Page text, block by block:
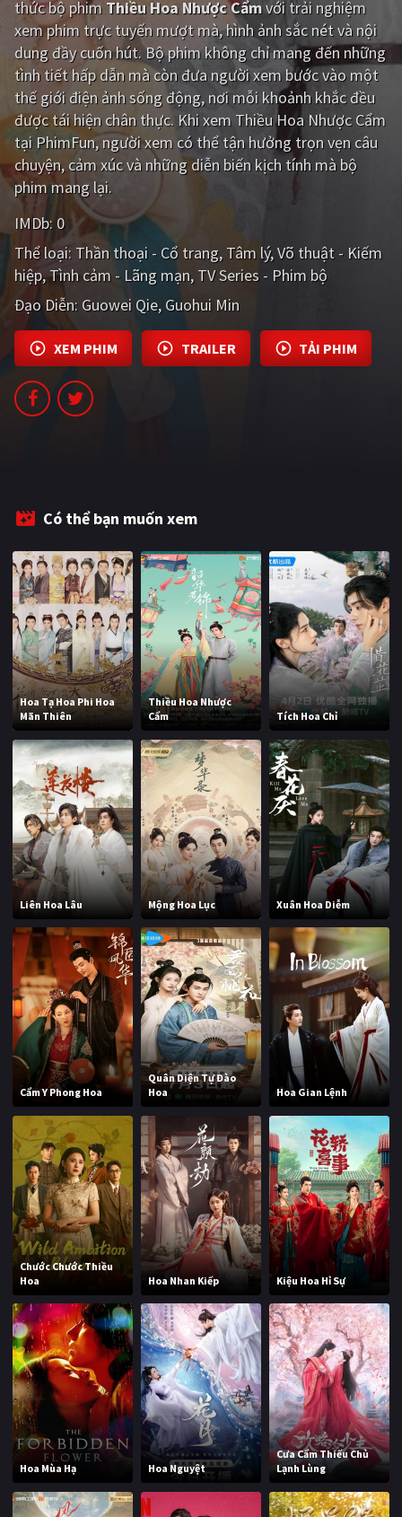
Giật gân Gia đình
Bí ẩn Lịch sử
Viễn Tây Tiểu sử
GameShow DramaTV
QUỐC GIA
Âu - Mỹ
Hàn Quốc Nhật Bản
Ấn Độ Việt Nam
Tổng hợp
CẬP NHẬT
PHIM MỚI
PHIM CHIẾU RẠP
TUYỂN TẬP PHIM
BLOG
thức bộ phim Thiều Hoa Nhược Cẩmvới trải nghiệm
xem phim trực tuyến mượt mà, hình ảnh sắc nét và nội
dung đầy cuốn hút. Bộ phim không chỉ mang đến những
tình tiết hấp dẫn mà còn đưa người xem bước vào một
thế giới điện ảnh sống động, nơi mỗi khoảnh khắc đều
được tái hiện chân thực. Khi xem Thiều Hoa Nhược Cẩm
tại PhimFun, người xem có thể tận hưởng trọn vẹn câu
chuyện, cảm xúc và những diễn biến kịch tính mà bộ
phim mang lại.
IMDb:0
Thể loại: Thần thoại - Cổ trang Tâm lý Võ thuật - Kiếm
hiệp Tình cảm - Lãng mạn TV Series - Phim bộ
Đạo Diễn: Guowei Qie Guohui Min
XEM PHIM TRAILER TẢI PHIM
Có thể bạn muốn xem
Hoa Tạ Hoa Phi Hoa
Mãn Thiên
Thiều Hoa Nhược
Cẩm
Tích Hoa Chỉ
Liên Hoa Lâu Mộng Hoa Lục Xuân Hoa Diễm
Cẩm Y Phong Hoa
Quân Diện Tự Đào
Hoa
Hoa Gian Lệnh
Chước Chước Thiều
Hoa
Hoa Nhan Kiếp Kiệu Hoa Hỉ Sự
Hoa Mùa Hạ Hoa Nguyệt
Cưa Cẩm Thiếu Chủ
Lạnh Lùng